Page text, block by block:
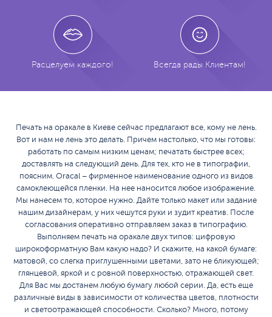
Расцелуем каждого! Всегда рады Клиентам!
Печать на оракале в Киеве сейчас предлагают все, кому не лень.
Вот и нам не лень это делать. Причем настолько, что мы готовы:
работать по самым низким ценам; печатать быстрее всех;
доставлять на следующий день. Для тех, кто не в типографии,
поясним. Oracal – фирменное наименование одного из видов
самоклеющейся пленки. На нее наносится любое изображение.
Мы нанесем то, которое нужно. Дайте только макет или задание
нашим дизайнерам, у них чешутся руки и зудит креатив. После
согласования оперативно отправляем заказ в типографию.
Выполняем печать на оракале двух типов: цифровую
широкоформатную Вам какую надо? И скажите, на какой бумаге:
матовой, со слегка приглушенными цветами, зато не бликующей;
глянцевой, яркой и с ровной поверхностью, отражающей свет.
Для Вас мы достанем любую бумагу любой серии. Да, есть еще
различные виды в зависимости от количества цветов, плотности
и светоотражающей способности. Сколько? Много, потому